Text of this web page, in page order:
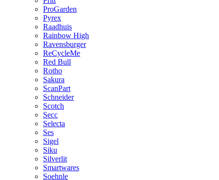
ProGarden
Pyrex
Raadhuis
Rainbow High
Ravensburger
ReCycleMe
Red Bull
Rotho
Sakura
ScanPart
Schneider
Scotch
Secc
Selecta
Ses
Sigel
Siku
Silverlit
Smartwares
Soehnle